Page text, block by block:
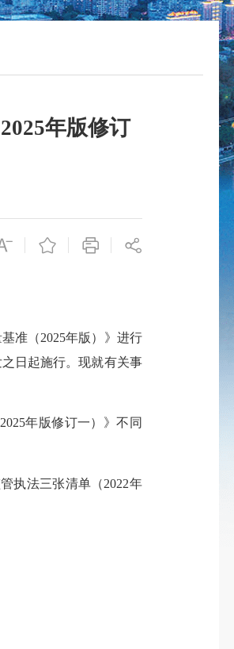
年版修订
准（2025年版）》进行
日起施行。现就有关事
年版修订一）》不同
执法三张清单（2022年